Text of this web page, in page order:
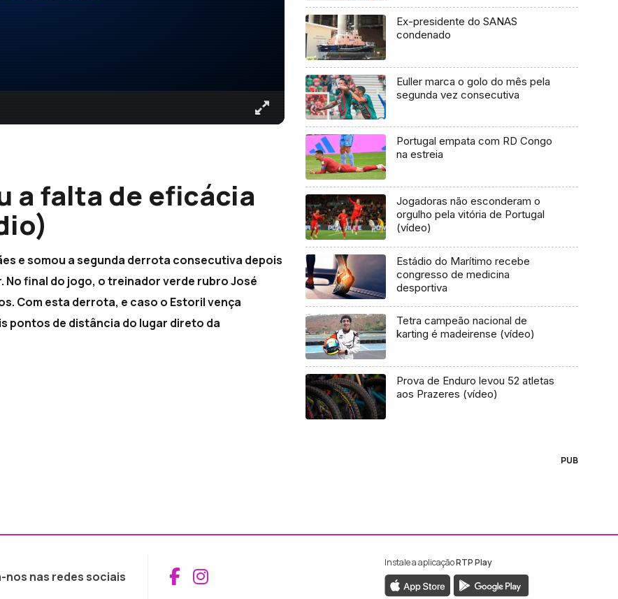
a falta de eficácia
e somou a segunda derrota consecutiva depois
final do jogo, o treinador verde rubro José
Com esta derrota, e caso o Estoril vença
pontos de distância do lugar direto da
Ex-presidente do SANAS
condenado
Euller marca o golo do mês pela
segunda vez consecutiva
Portugal empata com RD Congo
na estreia
Jogadoras não esconderam o
orgulho pela vitória de Portugal
(vídeo)
Estádio do Marítimo recebe
congresso de medicina
desportiva
Tetra campeão nacional de
karting é madeirense (vídeo)
Prova de Enduro levou 52 atletas
aos Prazeres (vídeo)
PUB
nos nas redes sociais Aceder ao Facebook da RTP Madeira
Aceder ao Instagram da RTP Madeira
Instale a aplicaçãoRTP Play